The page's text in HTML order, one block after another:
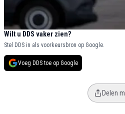
Wilt u DDS vaker zien?
Stel DDS in als voorkeursbron op Google.
Voeg DDS toe op Google
Delen